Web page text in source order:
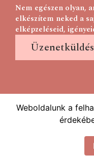
Nem egészen olyan,
elkészítem neked a
elképzeléseid,
Üzenetküldés
Weboldalunk a